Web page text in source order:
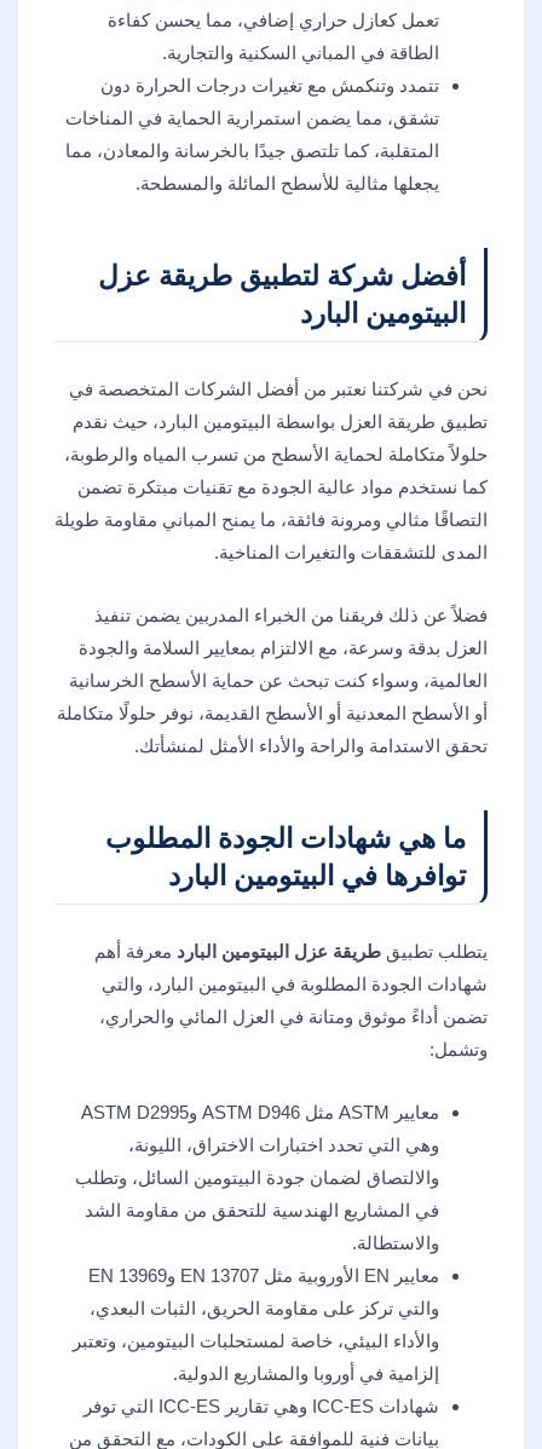
تعمل كعازل حراري إضافي، مما يحسن كفاءة
الطاقة في المباني السكنية والتجارية.
تتمدد وتنكمش مع تغيرات درجات الحرارة دون
تشقق، مما يضمن استمرارية الحماية في المناخات
المتقلبة، كما تلتصق جيدًا بالخرسانة والمعادن، مما
يجعلها مثالية للأسطح المائلة والمسطحة.
أفضل شركة لتطبيق طريقة عزل
البيتومين البارد
نحن في شركتنا نعتبر من أفضل الشركات المتخصصة في
تطبيق طريقة العزل بواسطة البيتومين البارد، حيث نقدم
حلولاً متكاملة لحماية الأسطح من تسرب المياه والرطوبة،
كما نستخدم مواد عالية الجودة مع تقنيات مبتكرة تضمن
التصاقًا مثالي ومرونة فائقة، ما يمنح المباني مقاومة طويلة
المدى للتشققات والتغيرات المناخية.
فضلاً عن ذلك فريقنا من الخبراء المدربين يضمن تنفيذ
العزل بدقة وسرعة، مع الالتزام بمعايير السلامة والجودة
العالمية، وسواء كنت تبحث عن حماية الأسطح الخرسانية
أو الأسطح المعدنية أو الأسطح القديمة، نوفر حلولًا متكاملة
تحقق الاستدامة والراحة والأداء الأمثل لمنشأتك.
ما هي شهادات الجودة المطلوب
توافرها في البيتومين البارد
يتطلب تطبيق طريقة عزل البيتومين البارد معرفة أهم
شهادات الجودة المطلوبة في البيتومين البارد، والتي
تضمن أداءً موثوق ومتانة في العزل المائي والحراري،
وتشمل:​
معايير ASTM مثل ASTM D946 وASTM D2995
وهي التي تحدد اختبارات الاختراق، الليونة،
والالتصاق لضمان جودة البيتومين السائل، وتطلب
في المشاريع الهندسية للتحقق من مقاومة الشد
والاستطالة.
معايير EN الأوروبية مثل EN 13707 وEN 13969
والتي تركز على مقاومة الحريق، الثبات البعدي،
والأداء البيئي، خاصة لمستحلبات البيتومين، وتعتبر
إلزامية في أوروبا والمشاريع الدولية.
شهادات ICC-ES وهي تقارير ICC-ES التي توفر
بيانات فنية للموافقة على الكودات، مع التحقق من